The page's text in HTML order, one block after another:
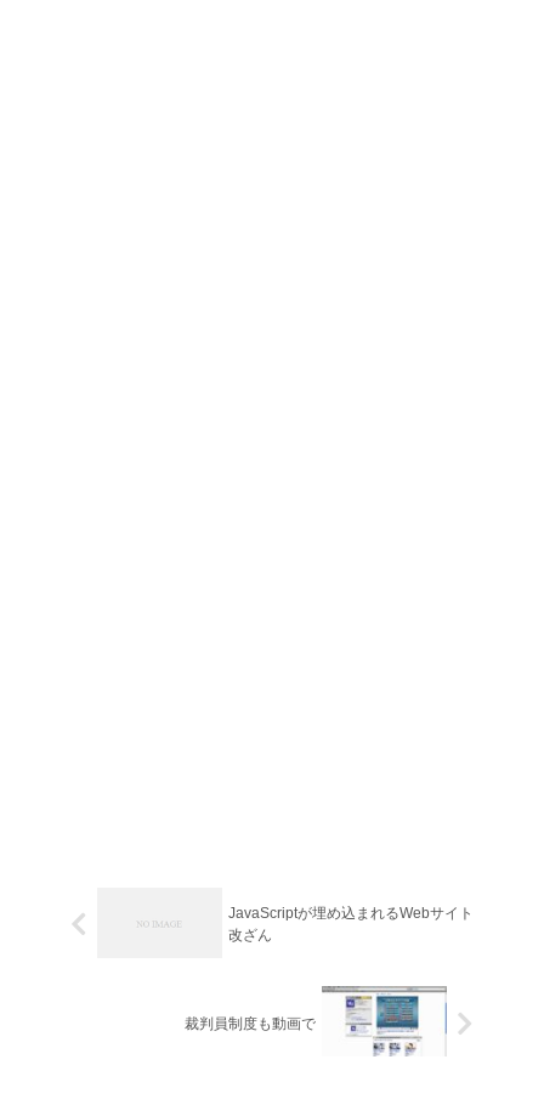
JavaScriptが埋め込まれるWebサイト
改ざん
裁判員制度も動画で